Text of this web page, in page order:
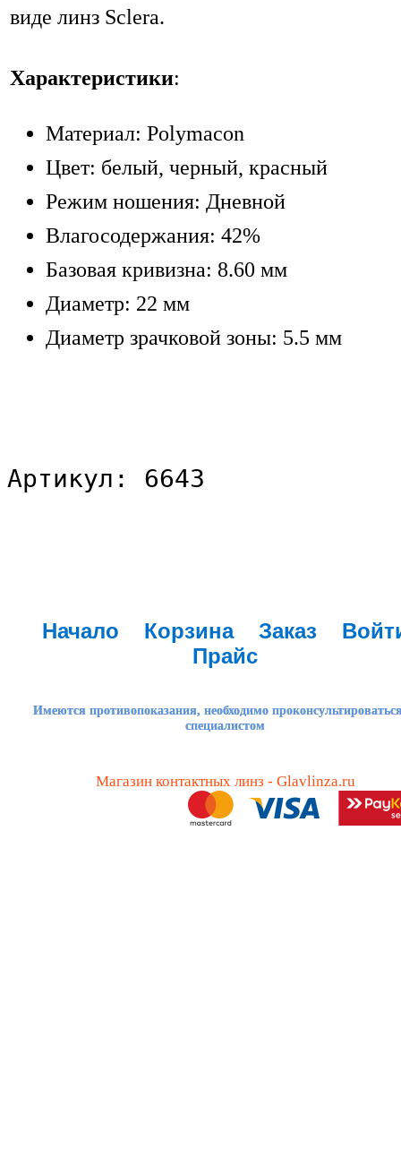
виде линз Sclera.
Характеристики:
Материал: Polymacon
Цвет: белый, черный, красный
Режим ношения: Дневной
Влагосодержания: 42%
Базовая кривизна: 8.60 мм
Диаметр: 22 мм
Диаметр зрачковой зоны: 5.5 мм
Артикул: 6643
Начало Корзина Заказ
Прайс
Имеются противопоказания, необходимо
специалистом
Магазин контактных линз - Glavlinza.ru